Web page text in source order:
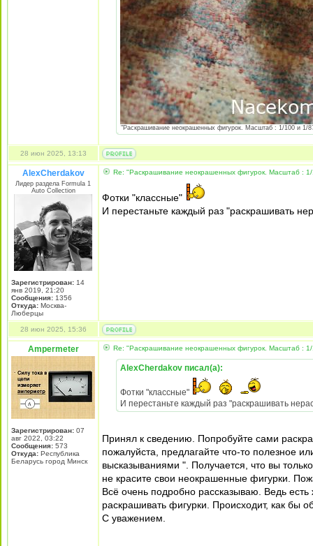
"Раскрашивание неокрашенных фигурок. Масштаб : 1/100 и 1/
28 июн 2025, 13:13
AlexCherdakov
Лидер раздела Formula 1
Auto Collection
Зарегистрирован: 14
янв 2019, 21:20
Сообщения: 1356
Откуда: Москва-
Люберцы
Re: "Раскрашивание неокрашенных фигурок. Масштаб :
Фотки "классные"
И перестаньте каждый раз "раскрашивать
28 июн 2025, 15:36
Ampermeter
Зарегистрирован: 07
авг 2022, 03:22
Сообщения: 573
Откуда: Республика
Беларусь город Минск
Re: "Раскрашивание неокрашенных фигурок. Масштаб :
AlexCherdakov писал(а):
Фотки "классные"
И перестаньте каждый раз "раскрашивать
Принял к сведению. Попробуйте сами
пожалуйста, предлагайте что-то полезное
высказываниями ". Получается, что вы
не красите свои неокрашенные фигурки.
Всё очень подробно рассказываю. Ведь
раскрашивать фигурки. Происходит, как бы
С уважением.